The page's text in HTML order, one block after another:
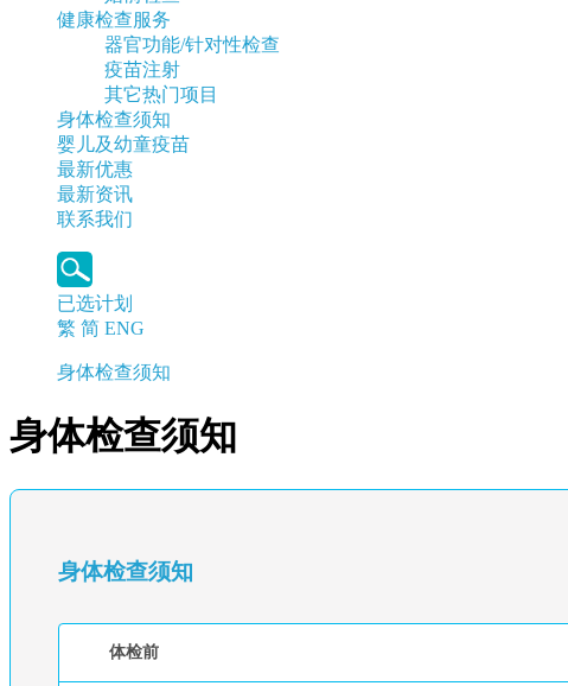
健康检查服务
器官功能/针对性检查
疫苗注射
其它热门项目
身体检查须知
婴儿及幼童疫苗
最新优惠
最新资讯
联系我们
已选计划
繁 简 ENG
身体检查须知
身体检查须知
身体检查须知
体检前